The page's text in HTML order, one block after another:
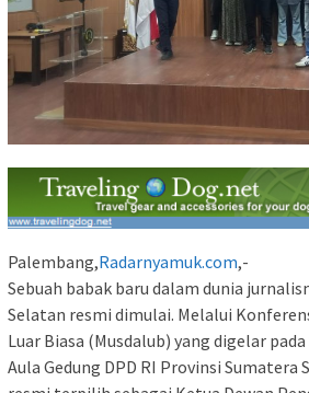
Palembang,Radarnyamuk.com,-
Sebuah babak baru dalam dunia
Selatan resmi dimulai. Melalui
Luar Biasa (Musdalub) yang digelar
Aula Gedung DPD RI Provinsi Sumatera